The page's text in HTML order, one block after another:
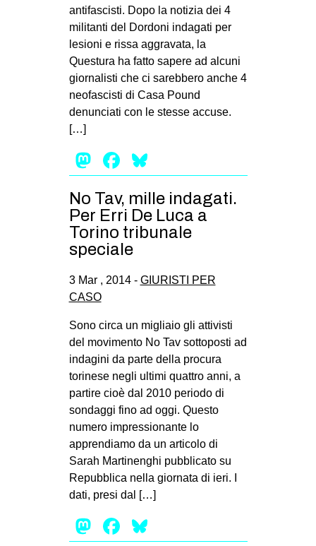
antifascisti. Dopo la notizia dei 4
militanti del Dordoni indagati per
lesioni e rissa aggravata, la
Questura ha fatto sapere ad alcuni
giornalisti che ci sarebbero anche 4
neofascisti di Casa Pound
denunciati con le stesse accuse.
[…]
Mastodon
Facebook
No Tav, mille indagati.
Per Erri De Luca a
Torino tribunale
speciale
3 Mar , 2014 - GIURISTI PER
CASO
Sono circa un migliaio gli attivisti
del movimento No Tav sottoposti ad
indagini da parte della procura
torinese negli ultimi quattro anni, a
partire cioè dal 2010 periodo di
sondaggi fino ad oggi. Questo
numero impressionante lo
apprendiamo da un articolo di
Sarah Martinenghi pubblicato su
Repubblica nella giornata di ieri. I
dati, presi dal […]
Mastodon
Facebook